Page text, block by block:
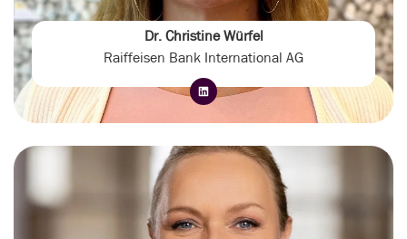
Dr. Christine Würfel
Raiffeisen Bank International AG